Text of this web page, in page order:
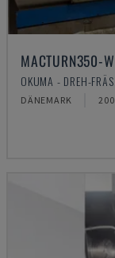
MACTURN350-W
OKUMA - DREH-
DÄNEMARK